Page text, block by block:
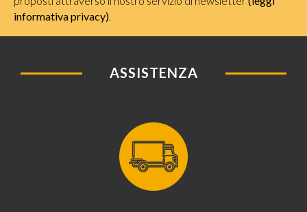
informativa privacy)
ASSISTENZA